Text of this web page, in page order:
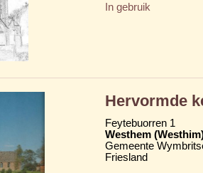
In gebruik
Hervormde
Feytebuorren 1
Westhem
Gemeente
Friesland